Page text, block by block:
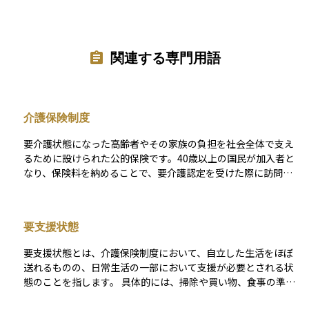
関連する専門用語
介護保険制度
要介護状態になった高齢者やその家族の負担を社会全体で支え
るために設けられた公的保険です。40歳以上の国民が加入者と
なり、保険料を納めることで、要介護認定を受けた際に訪問介
となって保険料率や地域のサービス体制を決定しているため、
住んでいる自治体ごとに細かな違いがある点も特徴です。必要
な介護を適切に受けながら、家計への影響を抑えるためには、
要介護認定の申請やケアマネジャーによるケアプラン作成な
ど、制度の手続きを理解し、早めに相談することが大切です。
要支援状態
要支援状態とは、介護保険制度において、自立した生活をほぼ
送れるものの、日常生活の一部において支援が必要とされる状
態のことを指します。 具体的には、掃除や買い物、食事の準備